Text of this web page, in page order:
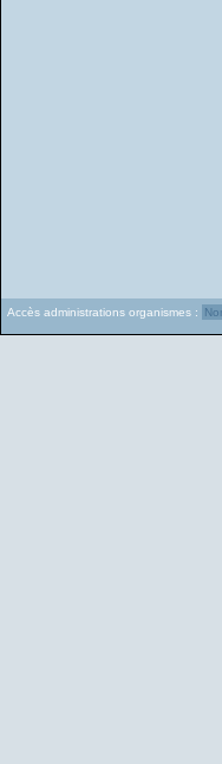
Accès administrations organismes :